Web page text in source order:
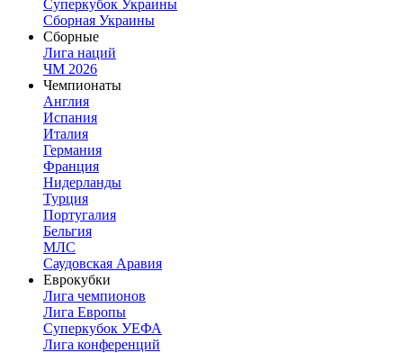
Суперкубок Украины
Сборная Украины
Сборные
Лига наций
ЧМ 2026
Чемпионаты
Англия
Испания
Италия
Германия
Франция
Нидерланды
Турция
Португалия
Бельгия
МЛС
Саудовская Аравия
Еврокубки
Лига чемпионов
Лига Европы
Суперкубок УЕФА
Лига конференций